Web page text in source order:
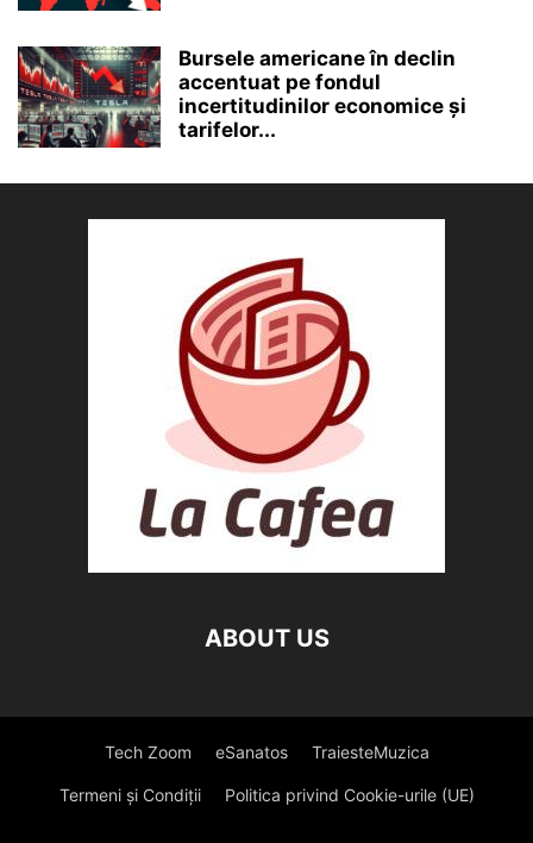
Bursele americane în declin
accentuat pe fondul
incertitudinilor economice și
tarifelor...
ABOUT US
Tech Zoom eSanatos TraiesteMuzica
Termeni și Condiții Politica privind Cookie-urile (UE)